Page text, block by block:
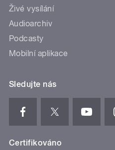
Živé vysílání
Audioarchiv
Podcasty
Mobilní aplikace
Sledujte nás
Certifikováno